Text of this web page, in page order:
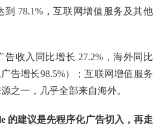
78.1%，互联网增值服务及其他
收入同比增长 27.2%，海外同比
告增长98.5%）；互联网增值服务
之一，几乎全部来自海外。
的建议是先程序化广告切入，再走